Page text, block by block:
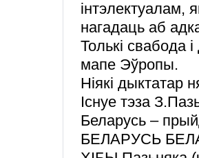
інтэлектуалам,
нагадаць аб
Толькі свабода
мапе Эўропы.
Ніякі дыктатар
Існуе тэза
Беларусь –
БЕЛАРУСЬ